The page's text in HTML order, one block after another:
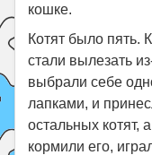
кошке.
Котят было пять.
стали вылезать
выбрали себе
лапками, и
остальных котят,
кормили его,